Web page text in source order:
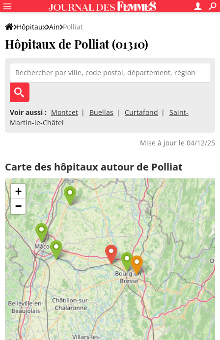
Hôpitaux Ain Polliat
Hôpitaux de Polliat (01310)
Voir aussi : Montcet Buellas Curtafond
Saint-
Martin-le-Châtel
Mise à jour le 04/12/25
Carte des hôpitaux autour de Polliat
+
−